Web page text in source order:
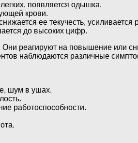
появляется одышка.
крови.
ее текучесть,
до высоких цифр.
Они реагируют на повышение или
наблюдаются различные
шум в ушах.
работоспособности.